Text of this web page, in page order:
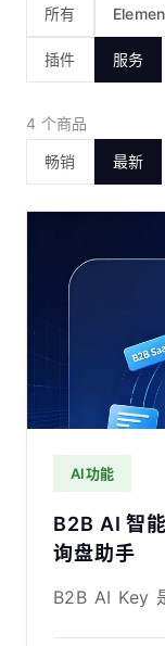
所有
插件 服务
4 个商品
畅销 最新
AI功能
B2B AI 智
询盘助手
B2B AI Key